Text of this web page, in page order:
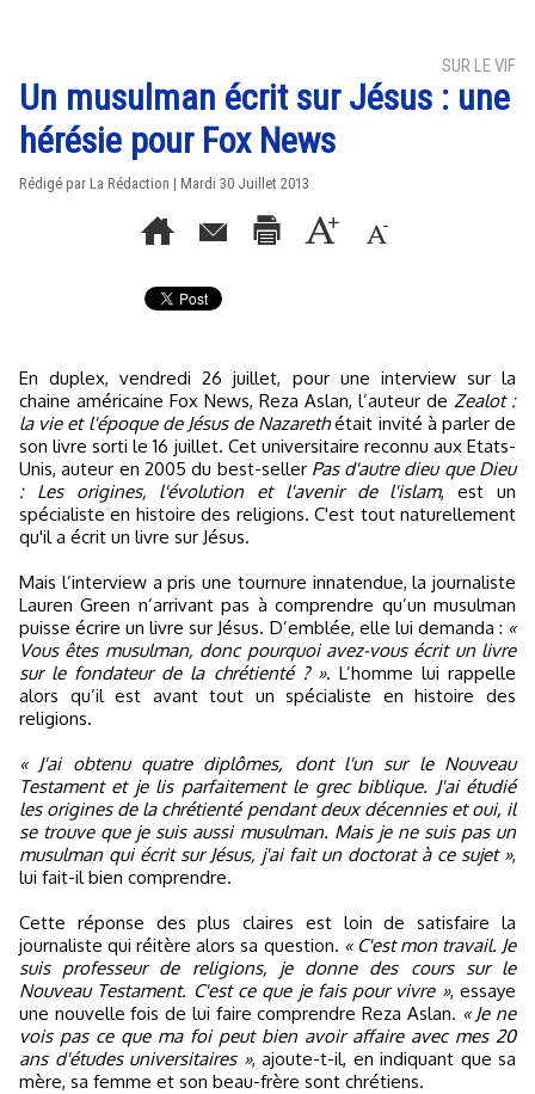
SUR LE VIF
Un musulman écrit sur Jésus : une
hérésie pour Fox News
Rédigé par La Rédaction | Mardi 30 Juillet 2013
En duplex, vendredi 26 juillet, pour une interview sur la
chaine américaine Fox News, Reza Aslan, l’auteur de Zealot :
la vie et l'époque de Jésus de Nazarethétait invité à parler de
son livre sorti le 16 juillet. Cet universitaire reconnu aux Etats-
Unis, auteur en 2005 du best-seller Pas d'autre dieu que Dieu
: Les origines, l'évolution et l'avenir de l'islam, est un
spécialiste en histoire des religions. C'est tout naturellement
qu'il a écrit un livre sur Jésus.
Mais l’interview a pris une tournure innatendue, la journaliste
Lauren Green n’arrivant pas à comprendre qu’un musulman
puisse écrire un livre sur Jésus. D’emblée, elle lui demanda : «
Vous êtes musulman, donc pourquoi avez-vous écrit un livre
sur le fondateur de la chrétienté ? ». L’homme lui rappelle
alors qu’il est avant tout un spécialiste en histoire des
religions.
« J'ai obtenu quatre diplômes, dont l'un sur le Nouveau
Testament et je lis parfaitement le grec biblique. J'ai étudié
les origines de la chrétienté pendant deux décennies et oui, il
se trouve que je suis aussi musulman. Mais je ne suis pas un
musulman qui écrit sur Jésus, j'ai fait un doctorat à ce sujet »,
lui fait-il bien comprendre.
Cette réponse des plus claires est loin de satisfaire la
journaliste qui réitère alors sa question. « C'est mon travail. Je
suis professeur de religions, je donne des cours sur le
Nouveau Testament. C'est ce que je fais pour vivre », essaye
une nouvelle fois de lui faire comprendre Reza Aslan. « Je ne
vois pas ce que ma foi peut bien avoir affaire avec mes 20
ans d'études universitaires », ajoute-t-il, en indiquant que sa
mère, sa femme et son beau-frère sont chrétiens.